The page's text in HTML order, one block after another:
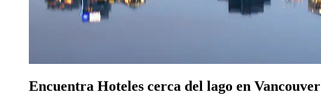
Encuentra Hoteles cerca del lago en Vancouver